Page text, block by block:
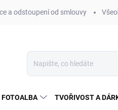
a odstoupení od smlouvy
TVOŘIVOST A